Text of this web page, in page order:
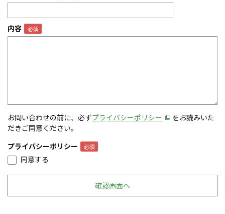
内容
お問い合わせの前に、必ずプライバシーポリシー
をお読みいた
だきご同意ください。
プライバシーポリシー
同意する